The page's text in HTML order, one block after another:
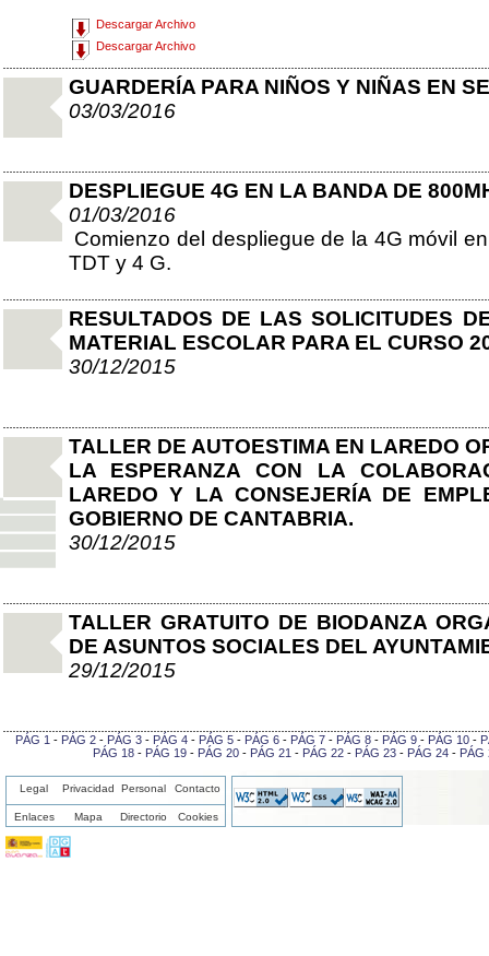
Descargar Archivo
Descargar Archivo
GUARDERÍA PARA NIÑOS Y NIÑAS EN
03/03/2016
DESPLIEGUE 4G EN LA BANDA DE
01/03/2016
Comienzo del despliegue de la 4G móvil
TDT y 4 G.
RESULTADOS DE LAS SOLICITUDES
MATERIAL ESCOLAR PARA EL CURSO
30/12/2015
TALLER DE AUTOESTIMA EN LAREDO
LA ESPERANZA CON LA
LAREDO Y LA CONSEJERÍA DE
GOBIERNO DE CANTABRIA.
30/12/2015
TALLER GRATUITO DE BIODANZA
DE ASUNTOS SOCIALES DEL
29/12/2015
PÁG 1 - PÁG 2- PÁG 3- PÁG 4- PÁG 5- PÁG 6- PÁG 7- PÁG 8- PÁG 9- PÁG 10-
PÁG 18 - PÁG 19 - PÁG 20 - PÁG 21 - PÁG 22 - PÁG 23 - PÁG 24 - PÁG
Legal Privacidad Personal Contacto
Enlaces Mapa Directorio Cookies